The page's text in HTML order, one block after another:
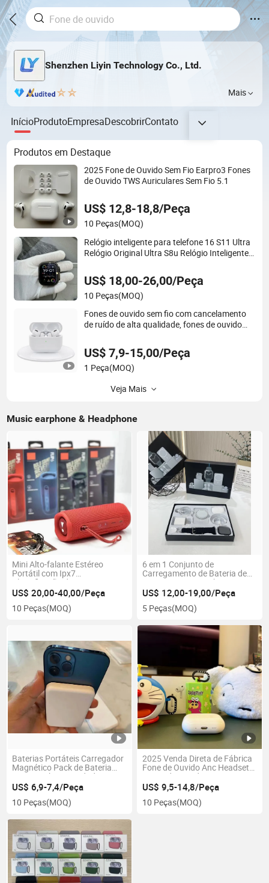
Shenzhen Liyin Technology Co., Ltd.
Mais
InícioProdutoEmpresaDescobrirContato
Produtos em Destaque
2025 Fone de Ouvido Sem Fio Earpro3 Fones
de Ouvido TWS Auriculares Sem Fio 5.1
US$ 12,8-18,8/Peça
10 Peças(MOQ)
Relógio inteligente para telefone 16 S11 Ultra
Relógio Original Ultra S8u Relógio Inteligente
S11 Ultra2 para um Pple 16
US$ 18,00-26,00/Peça
10 Peças(MOQ)
Fones de ouvido sem fio com cancelamento
de ruído de alta qualidade, fones de ouvido
jogos
US$ 7,9-15,00/Peça
1 Peça(MOQ)
Veja Mais
Music earphone & Headphone
Mini Alto-falante Estéreo
Portátil com Ipx7
Classificação de
Impermeabilidade e Slot para
Cartão TF
US$ 20,00-40,00/Peça
10 Peças(MOQ)
6 em 1 Conjunto de
Carregamento de Bateria de
Ar para Smartwatch e Fones
de Ouvido para UE/EUA/Reino
Unido
US$ 12,00-19,00/Peça
5 Peças(MOQ)
Baterias Portáteis Carregador
Magnético Pack de Bateria
10000mAh Capacidade
Carregamento Sem Fio
Magnetizado Bateria Portátil
Carregamento Rápido para I
US$ 6,9-7,4/Peça
10 Peças(MOQ)
2025 Venda Direta de Fábrica
Fone de Ouvido Anc Headset
Fones de Ouvido Sem Fio
PRO3 Fone de Ouvido
Headphone
US$ 9,5-14,8/Peça
10 Peças(MOQ)